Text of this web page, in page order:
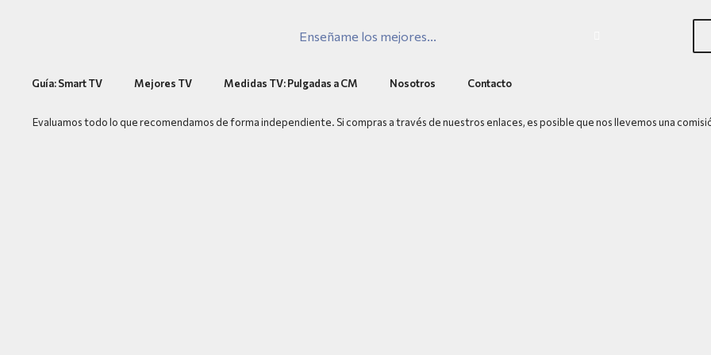
Guía: Smart TV Mejores TV Medidas TV: Pulgadas a CM Nosotros Contacto
Evaluamos todo lo que recomendamos de forma independiente. Si compras a través de nuestros enlaces, es posible que nos llevemos una